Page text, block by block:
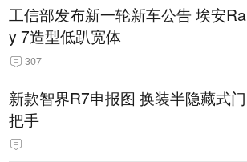
工信部发布新一轮新车公告 埃安Ra
y 7造型低趴宽体
307
新款智界R7申报图 换装半隐藏式门
把手